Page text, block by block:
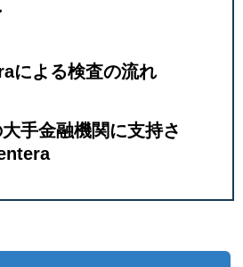
による検査の流れ
手金融機関に支持さ